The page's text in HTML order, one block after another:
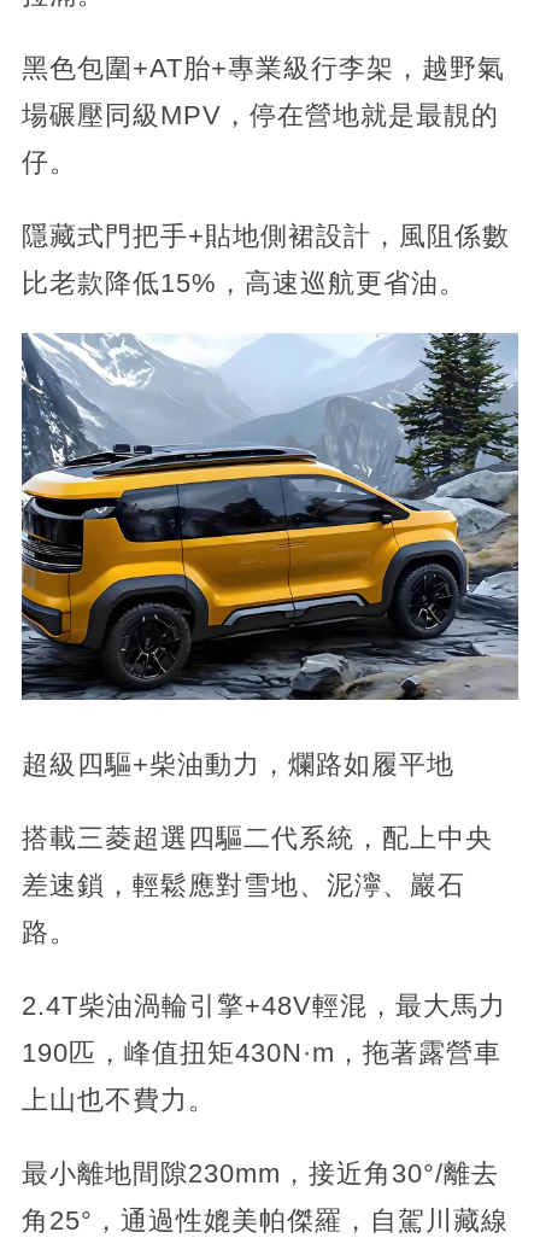
黑色包圍+AT胎+專業級行李架，越野氣
場碾壓同級MPV，停在營地就是最靚的
仔。
隱藏式門把手+貼地側裙設計，風阻係數
比老款降低15%，高速巡航更省油。
超級四驅+柴油動力，爛路如履平地
搭載三菱超選四驅二代系統，配上中央
差速鎖，輕鬆應對雪地、泥濘、巖石
路。
2.4T柴油渦輪引擎+48V輕混，最大馬力
190匹，峰值扭矩430N·m，拖著露營車
上山也不費力。
最小離地間隙230mm，接近角30°/離去
角25°，通過性媲美帕傑羅，自駕川藏線